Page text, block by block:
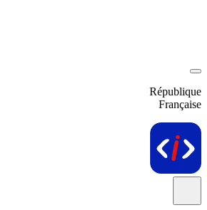
République
Française